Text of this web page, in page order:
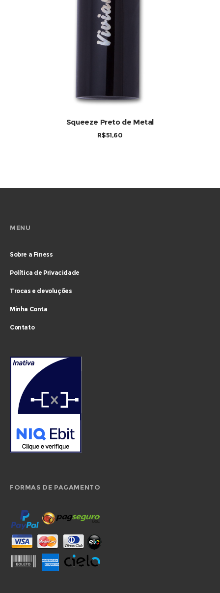
COMPRAR
Squeeze Preto de Metal
R$51,60
MENU
Sobre a Finess
Política de Privacidade
Trocas e devoluções
Minha Conta
Contato
FORMAS DE PAGAMENTO